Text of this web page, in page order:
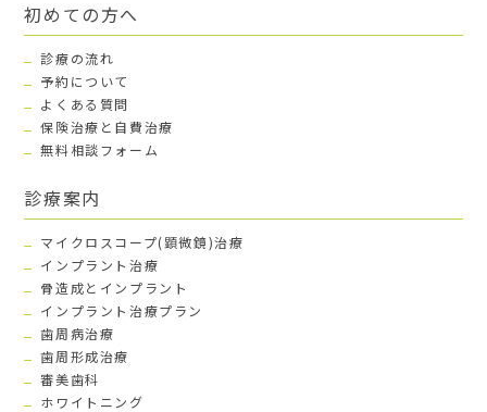
初めての方へ
診療の流れ
予約について
よくある質問
保険治療と自費治療
無料相談フォーム
診療案内
マイクロスコープ(顕微鏡)治療
インプラント治療
骨造成とインプラント
インプラント治療プラン
歯周病治療
歯周形成治療
審美歯科
ホワイトニング